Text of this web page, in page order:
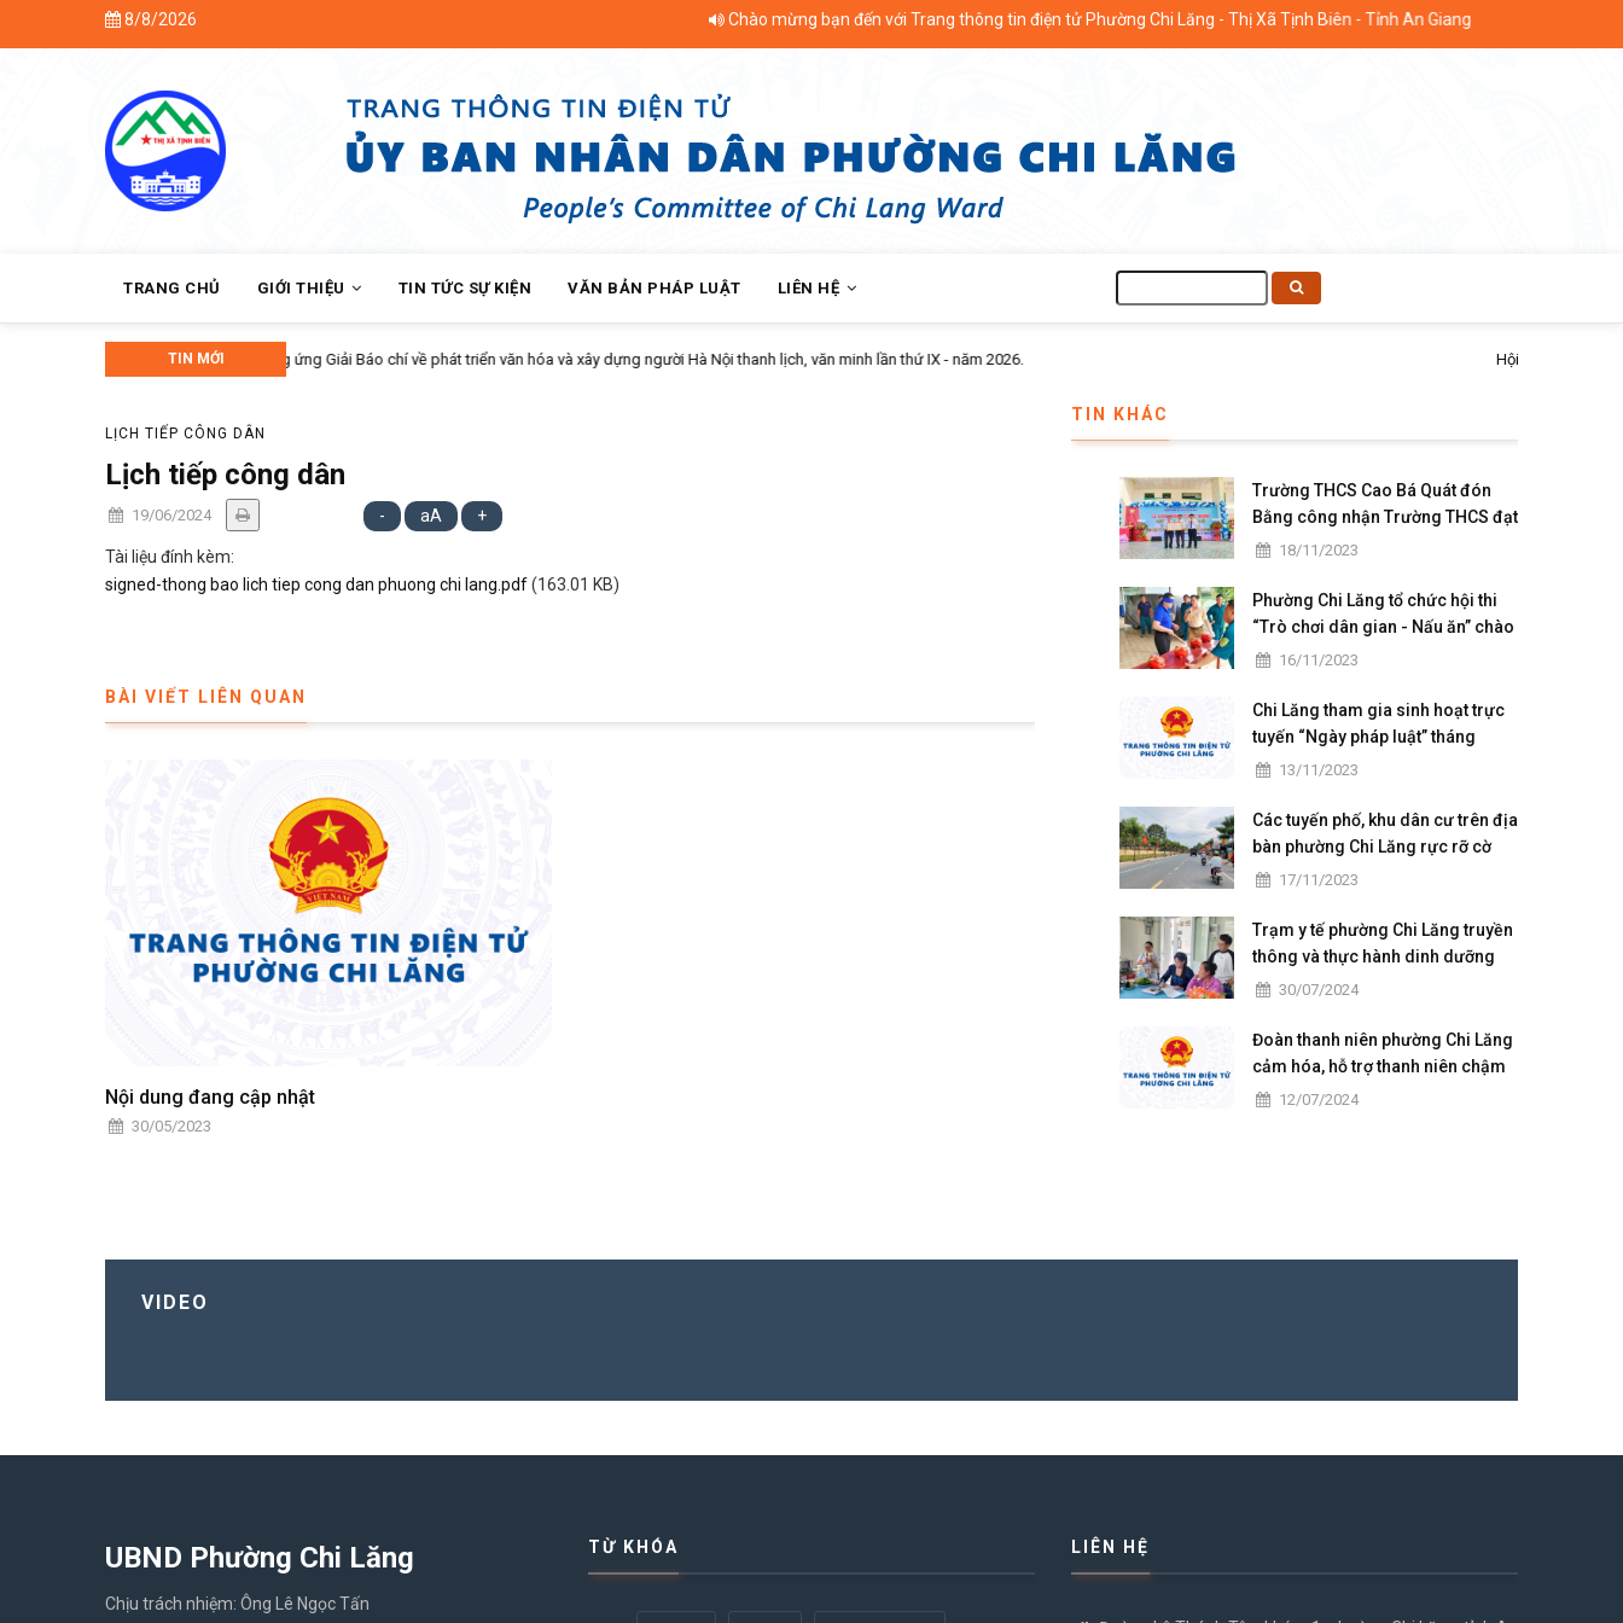
8/8/2026 Chào mừng bạn đến với Trang thông tin điện tử Phường Chi Lăng - Thị Xã Tịnh Biên - Tỉnh An Giang
NAVIGATION
TRANG CHỦ GIỚI THIỆU TIN TỨC SỰ KIỆN VĂN BẢN PHÁP LUẬT LIÊN HỆ
kiếm
TIN MỚI
lịch, văn minh lần thứ IX - năm 2026. Hội Nông dân phường Chi Lăng bàn giao nhà Mái ấm nông dân cho hội viên khó khăn
LỊCH TIẾP CÔNG DÂN
Lịch tiếp công dân
19/06/2024 - aA +
Tài liệu đính kèm:
signed-thong bao lich tiep cong dan phuong chi lang.pdf(163.01 KB)
BÀI VIẾT LIÊN QUAN
Nội dung đang cập nhật
30/05/2023
TIN KHÁC
Trường THCS Cao Bá Quát đón
Bằng công nhận Trường THCS đạt
chuẩn Quốc gia mức độ I và họp
giáo Việt Nam
18/11/2023
Phường Chi Lăng tổ chức hội thi
“Trò chơi dân gian - Nấu ăn” chào
mừng ngày hội Đại đoàn kết toàn
16/11/2023
Chi Lăng tham gia sinh hoạt trực
tuyến “Ngày pháp luật” tháng
11/2023
13/11/2023
Các tuyến phố, khu dân cư trên địa
bàn phường Chi Lăng rực rỡ cờ
hoa ngày hội Đại đoàn kết toàn
17/11/2023
Trạm y tế phường Chi Lăng truyền
thông và thực hành dinh dưỡng
cho các bà mẹ có con nhỏ trên
30/07/2024
Đoàn thanh niên phường Chi Lăng
cảm hóa, hỗ trợ thanh niên chậm
tiến12/07/2024
VIDEO
UBND Phường Chi Lăng
Chịu trách nhiệm: Ông Lê Ngọc Tấn
TỪ KHÓA LIÊN HỆ